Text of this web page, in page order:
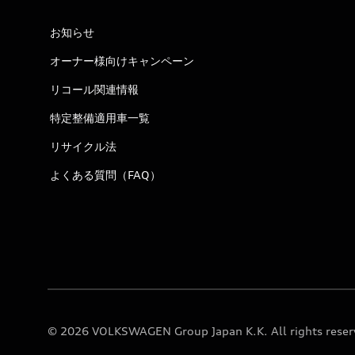
お知らせ
オーナー様向けキャンペーン
リコール関連情報
特定整備適用車一覧
リサイクル法
よくある質問（FAQ）
© 2026 VOLKSWAGEN Group Japan K.K. All rights